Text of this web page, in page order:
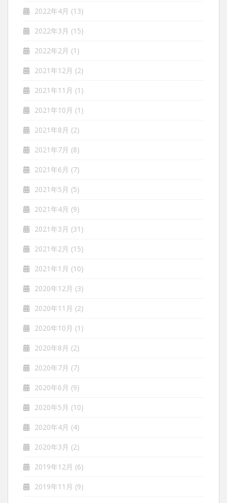
2022年4月 (13)
2022年3月 (15)
2022年2月 (1)
2021年12月 (2)
2021年11月 (1)
2021年10月 (1)
2021年8月 (2)
2021年7月 (8)
2021年6月 (7)
2021年5月 (5)
2021年4月 (9)
2021年3月 (31)
2021年2月 (15)
2021年1月 (10)
2020年12月 (3)
2020年11月 (2)
2020年10月 (1)
2020年8月 (2)
2020年7月 (7)
2020年6月 (9)
2020年5月 (10)
2020年4月 (4)
2020年3月 (2)
2019年12月 (6)
2019年11月 (9)